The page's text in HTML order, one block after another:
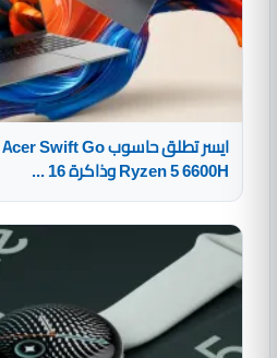
Ryzen 5 6600H وذاكرة 16 ...